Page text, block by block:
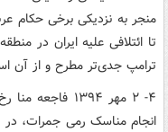
منجر به نزدیکی برخی حکام
تا ائتلافی علیه ایران در
ترامپ جدی‌تر مطرح و از آن
انجام مناسک رمی جمرات،